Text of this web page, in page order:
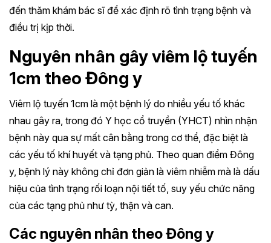
đến thăm khám bác sĩ để xác định rõ tình trạng bệnh và
điều trị kịp thời.
Nguyên nhân gây viêm lộ tuyến
1cm theo Đông y
Viêm lộ tuyến 1cm là một bệnh lý do nhiều yếu tố khác
nhau gây ra, trong đó Y học cổ truyền (YHCT) nhìn nhận
bệnh này qua sự mất cân bằng trong cơ thể, đặc biệt là
các yếu tố khí huyết và tạng phủ. Theo quan điểm Đông
y, bệnh lý này không chỉ đơn giản là viêm nhiễm mà là dấu
hiệu của tình trạng rối loạn nội tiết tố, suy yếu chức năng
của các tạng phủ như tỳ, thận và can.
Các nguyên nhân theo Đông y